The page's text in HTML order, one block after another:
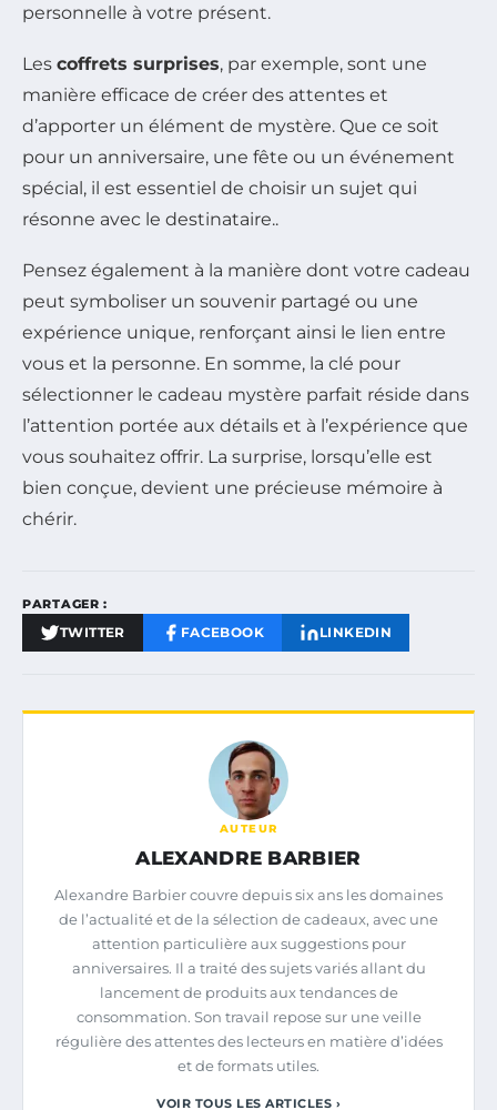
personnelle à votre présent.
Les coffrets surprises, par exemple, sont une
manière efficace de créer des attentes et
d’apporter un élément de mystère. Que ce soit
pour un anniversaire, une fête ou un événement
spécial, il est essentiel de choisir un sujet qui
résonne avec le destinataire..
Pensez également à la manière dont votre cadeau
peut symboliser un souvenir partagé ou une
expérience unique, renforçant ainsi le lien entre
vous et la personne. En somme, la clé pour
sélectionner le cadeau mystère parfait réside dans
l’attention portée aux détails et à l’expérience que
vous souhaitez offrir. La surprise, lorsqu’elle est
bien conçue, devient une précieuse mémoire à
chérir.
PARTAGER :
TWITTER FACEBOOK LINKEDIN
AUTEUR
ALEXANDRE BARBIER
Alexandre Barbier couvre depuis six ans les domaines
de l’actualité et de la sélection de cadeaux, avec une
attention particulière aux suggestions pour
anniversaires. Il a traité des sujets variés allant du
lancement de produits aux tendances de
consommation. Son travail repose sur une veille
régulière des attentes des lecteurs en matière d’idées
et de formats utiles.
VOIR TOUS LES ARTICLES ›